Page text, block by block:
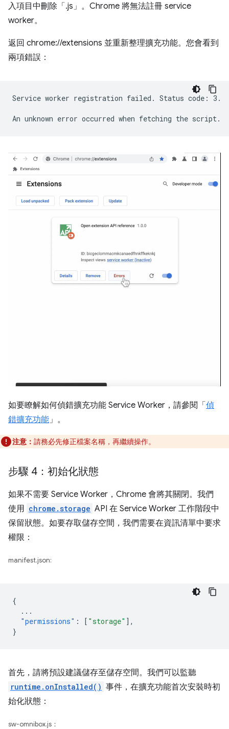
入項目中刪除「.js」。Chrome 將無法註冊 service
worker。
返回 chrome://extensions 並重新整理擴充功能。您會看到
兩項錯誤：
Service worker registration failed. Status code: 3.
如要瞭解如何偵錯擴充功能 Service Worker，請參閱「偵
錯擴充功能 」。
注意： 請務必先修正檔案名稱，再繼續操作。
步驟 4：初始化狀態
如果不需要 Service Worker，Chrome 會將其關閉。我們
使用 chrome.storage API 在 Service Worker 工作階段中
保留狀態。如要存取儲存空間，我們需要在資訊清單中要求
權限：
manifest.json:
{
...
"permissions" : [ "storage" ],
}
首先，請將預設建議儲存至儲存空間。我們可以監聽
runtime.onInstalled() 事件，在擴充功能首次安裝時初
始化狀態：
sw-omnibox.js：